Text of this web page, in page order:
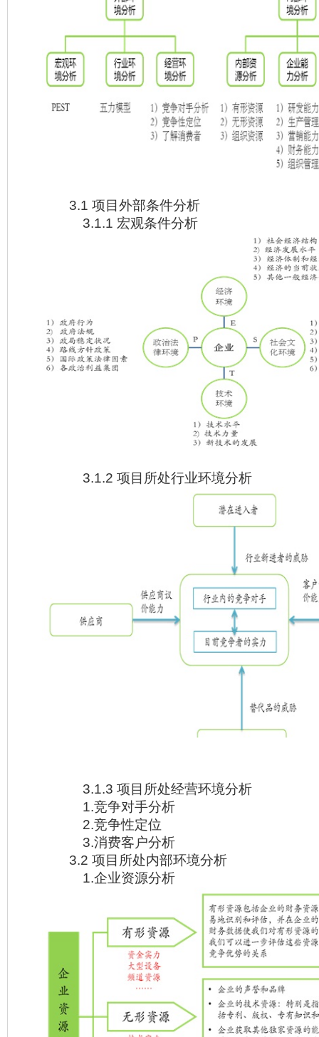
3.1 项目外部条件分析
3.1.1 宏观条件分析
3.1.2 项目所处行业环境分析
3.1.3 项目所处经营环境分析
1.竞争对手分析
2.竞争性定位
3.消费客户分析
3.2 项目所处内部环境分析
1.企业资源分析